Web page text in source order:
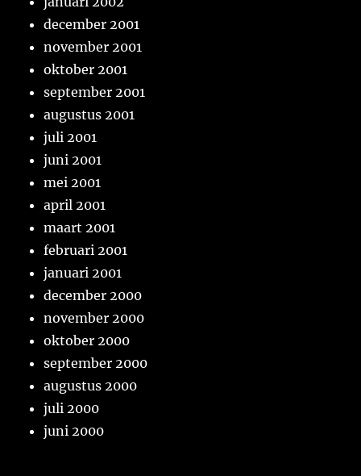
december 2001
november 2001
oktober 2001
september 2001
augustus 2001
juli 2001
juni 2001
mei 2001
april 2001
maart 2001
februari 2001
januari 2001
december 2000
november 2000
oktober 2000
september 2000
augustus 2000
juli 2000
juni 2000